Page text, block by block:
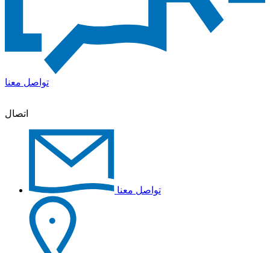
تواصل معنا
اتصال
تواصل معنا